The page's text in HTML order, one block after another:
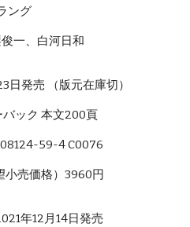
ング
一、白河日和
日発売 （版元在庫切）
ック 本文200頁
59-4 C0076
小売価格）3960円
年12月14日発売